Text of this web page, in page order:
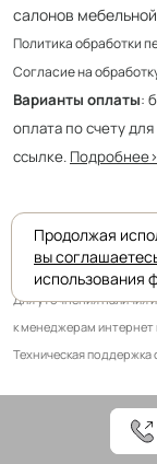
салонов
Политика обработки
Согласие на
Варианты оплаты:
оплата по счету
ссылке.
Приведенная на сайте
и носит
Для уточнения наличия
к менеджерам
Техническая поддержка
Продолжая
вы
использования